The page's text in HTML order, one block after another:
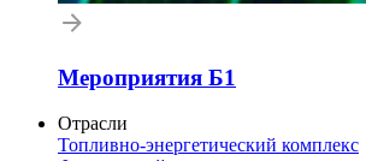
Мероприятия Б1
Отрасли
Топливно-энергетический комплекс